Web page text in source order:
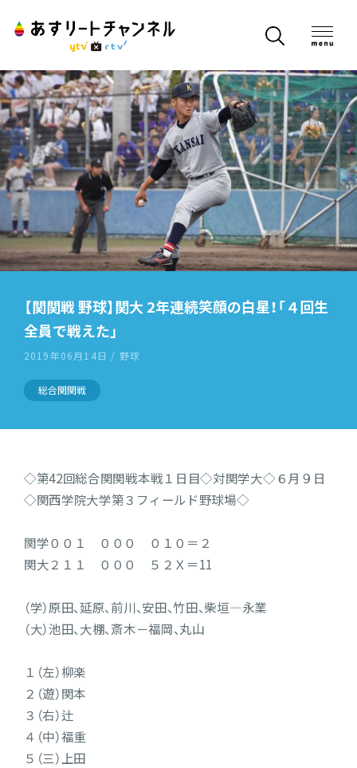
【関関戦 野球】関大 2年連続笑顔の白星！「４回生
全員で戦えた」
2019年06月14日 / 野球
総合関関戦
◇第42回総合関関戦本戦１日目◇対関学大◇６月９日
◇関西学院大学第３フィールド野球場◇
関学００１ ０００ ０１０＝２
関大２１１ ０００ ５２Ｘ＝11
（学）原田、延原、前川、安田、竹田、柴垣―永業
（大）池田、大棚、斎木－福岡、丸山
１（左）柳楽
２（遊）関本
３（右）辻
４（中）福重
５（三）上田